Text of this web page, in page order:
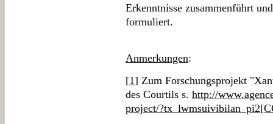
Erkenntnisse zusammenführt
formuliert.
Anmerkungen:
[1] Zum Forschungsprojekt
des Courtils s. http://
project/